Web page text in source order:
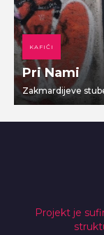
KAFIĆI
Pri Nami
Zakmardijeve
Projekt je